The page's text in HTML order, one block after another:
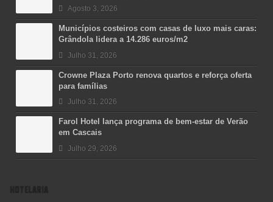
Agosto 3, 2026
Municípios costeiros com casas de luxo mais caras:
Grândola lidera a 14.286 euros/m2
Julho 31, 2026
Crowne Plaza Porto renova quartos e reforça oferta
para famílias
Julho 31, 2026
Farol Hotel lança programa de bem-estar de Verão
em Cascais
Julho 29, 2026
HOTELARIA